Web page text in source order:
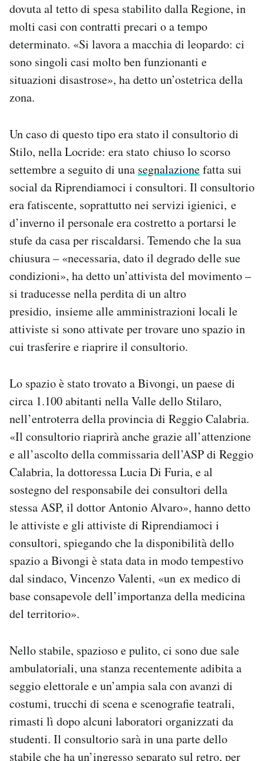
dovuta al tetto di spesa stabilito dalla Regione, in
molti casi con contratti precari o a tempo
determinato. «Si lavora a macchia di leopardo: ci
sono singoli casi molto ben funzionanti e
situazioni disastrose», ha detto un’ostetrica della
zona.
Un caso di questo tipo era stato il consultorio di
Stilo, nella Locride: era stato chiuso lo scorso
settembre a seguito di una segnalazionefatta sui
social da Riprendiamoci i consultori. Il consultorio
era fatiscente, soprattutto nei servizi igienici, e
d’inverno il personale era costretto a portarsi le
stufe da casa per riscaldarsi. Temendo che la sua
chiusura – «necessaria, dato il degrado delle sue
condizioni», ha detto un’attivista del movimento –
si traducesse nella perdita di un altro
presidio, insieme alle amministrazioni locali le
attiviste si sono attivate per trovare uno spazio in
cui trasferire e riaprire il consultorio.
Lo spazio è stato trovato a Bivongi, un paese di
circa 1.100 abitanti nella Valle dello Stilaro,
nell’entroterra della provincia di Reggio Calabria.
«Il consultorio riaprirà anche grazie all’attenzione
e all’ascolto della commissaria dell’ASP di Reggio
Calabria, la dottoressa Lucia Di Furia, e al
sostegno del responsabile dei consultori della
stessa ASP, il dottor Antonio Alvaro», hanno detto
le attiviste e gli attiviste di Riprendiamoci i
consultori, spiegando che la disponibilità dello
spazio a Bivongi è stata data in modo tempestivo
dal sindaco, Vincenzo Valenti, «un ex medico di
base consapevole dell’importanza della medicina
del territorio».
Nello stabile, spazioso e pulito, ci sono due sale
ambulatoriali, una stanza recentemente adibita a
seggio elettorale e un’ampia sala con avanzi di
costumi, trucchi di scena e scenografie teatrali,
rimasti lì dopo alcuni laboratori organizzati da
studenti. Il consultorio sarà in una parte dello
stabile che ha un’ingresso separato sul retro, per